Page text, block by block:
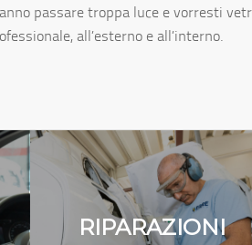
RIPARAZIONI